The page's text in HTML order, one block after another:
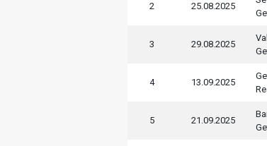
2 25.08.2025
3 29.08.2025
4 13.09.2025
5 21.09.2025